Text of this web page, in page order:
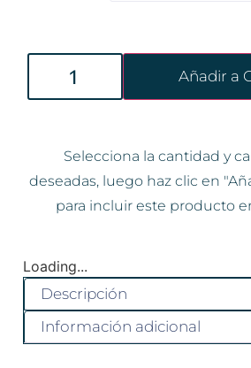
Añadir a
Selecciona la cantidad y
deseadas, luego haz clic en
para incluir este producto
Loading...
Descripción
Información adicional